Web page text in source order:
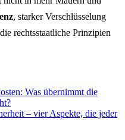
, starker Verschlüsselung
rechtsstaatliche Prinzipien
Was übernimmt die
– vier Aspekte, die jeder